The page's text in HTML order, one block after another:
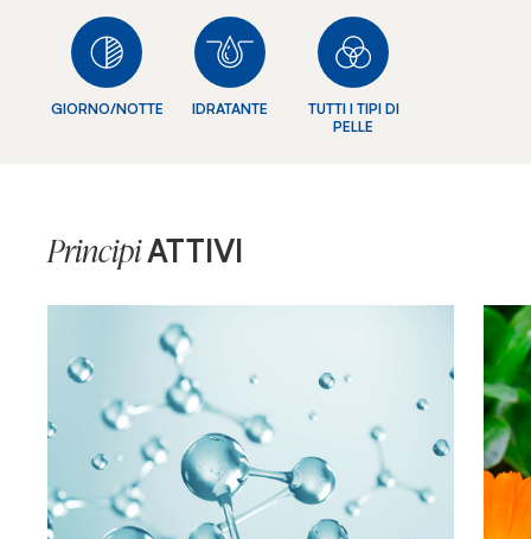
GIORNO/NOTTE IDRATANTE
TUTTI I TIPI DI
PELLE
PrincipiATTIVI